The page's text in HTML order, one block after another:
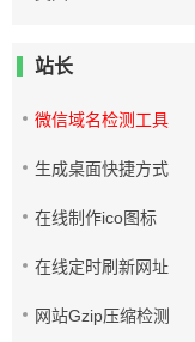
站长
微信域名检测工具
生成桌面快捷方式
在线制作ico图标
在线定时刷新网址
网站Gzip压缩检测